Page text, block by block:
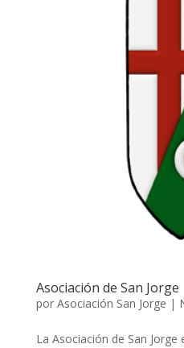
Asociación de San Jorge
por Asociación San Jorge |
La Asociación de San